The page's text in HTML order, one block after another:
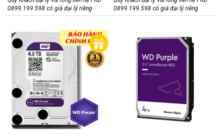
0899.199.598 có giá đại lý riêng
0899.199.598 có giá đại lý riêng